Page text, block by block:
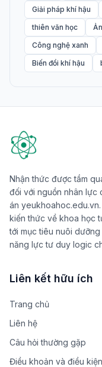
Giải pháp khí hậu
thiên văn học
Công nghệ xanh
Biến đổi khí hậu
Nhận thức được tầm
đối với nguồn nhân lực
án
kiến thức về khoa học
tới mục tiêu nuôi
năng lực tư duy logic
Liên kết hữu ích
Trang chủ
Liên hệ
Câu hỏi thường gặp
Điều khoản và điều kiện